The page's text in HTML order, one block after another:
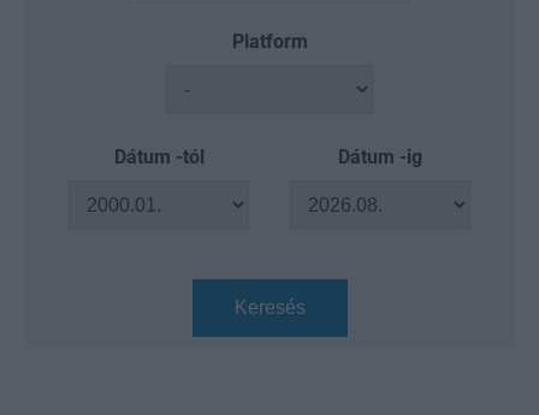
Platform
Dátum -tól Dátum -ig
Keresés